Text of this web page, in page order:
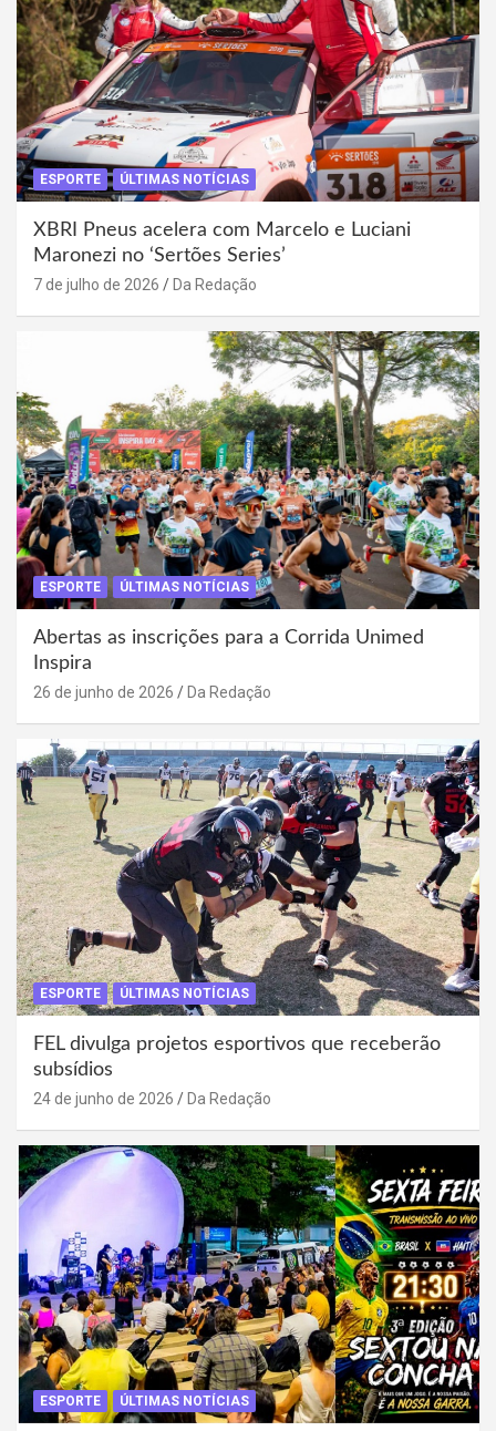
ESPORTE ÚLTIMAS NOTÍCIAS
XBRI Pneus acelera com Marcelo e Luciani
Maronezi no ‘Sertões Series’
7 de julho de 2026 Da Redação
ESPORTE ÚLTIMAS NOTÍCIAS
Abertas as inscrições para a Corrida Unimed
Inspira
26 de junho de 2026 Da Redação
ESPORTE ÚLTIMAS NOTÍCIAS
FEL divulga projetos esportivos que receberão
subsídios
24 de junho de 2026 Da Redação
ESPORTE ÚLTIMAS NOTÍCIAS